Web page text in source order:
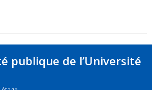
publique de l’Université